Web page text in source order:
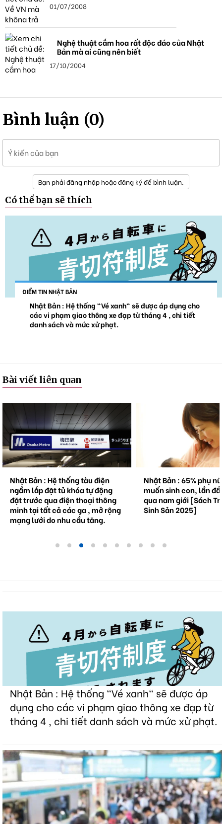
01/07/2008
Nghệ thuật cắm hoa rất độc đáo của Nhật
Bản mà ai cũng nên biết
17/10/2004
Bình luận (0)
Ý kiến của bạn
Bạn phải đăng nhập hoặc đăng ký để bình luận.
Có thể bạn sẽ thích
ĐIỂM TIN NHẬT BẢN
Nhật Bản : Hệ thống "Vé xanh" sẽ được áp dụng cho
các vi phạm giao thông xe đạp từ tháng 4 , chi tiết
danh sách và mức xử phạt.
Bài viết liên quan
Nhật Bản : 65% phụ nữ không
muốn sinh con, lần đầu tiên vượt
qua nam giới [Sách Trắng về
Sinh Sản 2025]
Natto trở
cầu . Bối
tương lai.
Nhật Bản : Hệ thống "Vé xanh" sẽ được áp
dụng cho các vi phạm giao thông xe đạp từ
tháng 4 , chi tiết danh sách và mức xử phạt.